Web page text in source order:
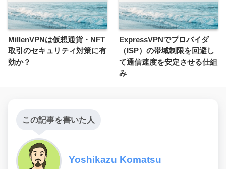
MillenVPNは仮想通貨・NFT
取引のセキュリティ対策に有
効か？
ExpressVPNでプロバイダ
（ISP）の帯域制限を回避し
て通信速度を安定させる仕組
み
この記事を書いた人
Yoshikazu Komatsu